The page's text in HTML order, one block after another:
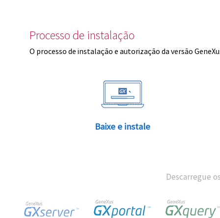
Processo de instalação
O processo de instalação e autorização da versão
Baixe e instale
Descarregue